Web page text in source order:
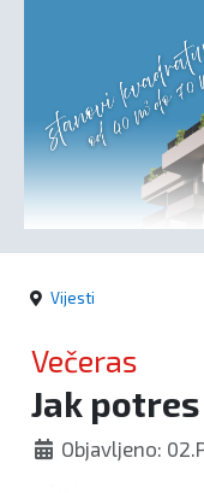
Crna
kronika
Politika
Vijesti
Večeras
Jak
Objavljeno: